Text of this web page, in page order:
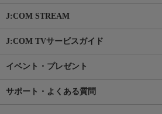
J:COM STREAM
J:COM TVサービスガイド
イベント・プレゼント
サポート・よくある質問